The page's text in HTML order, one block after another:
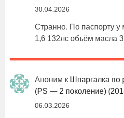
30.04.2026
Странно. По паспорту у
1,6 132лс объём масла
Аноним к Шпаргалка по
(PS — 2 поколение)
06.03.2026